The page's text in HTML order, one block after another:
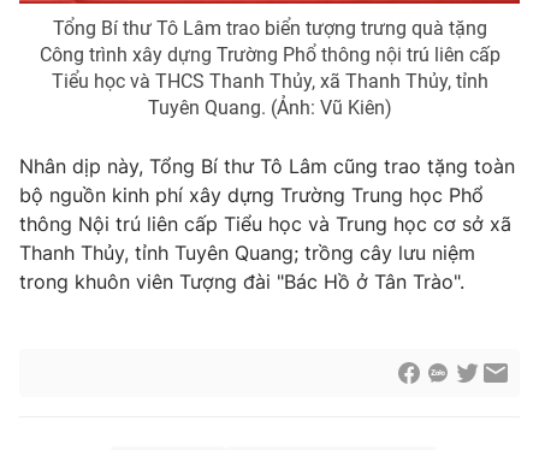
Tổng Bí thư Tô Lâm trao biển tượng trưng quà tặng
Công trình xây dựng Trường Phổ thông nội trú liên cấp
Tiểu học và THCS Thanh Thủy, xã Thanh Thủy, tỉnh
Tuyên Quang. (Ảnh: Vũ Kiên)
Nhân dịp này, Tổng Bí thư Tô Lâm cũng trao tặng toàn
bộ nguồn kinh phí xây dựng Trường Trung học Phổ
thông Nội trú liên cấp Tiểu học và Trung học cơ sở xã
Thanh Thủy, tỉnh Tuyên Quang; trồng cây lưu niệm
trong khuôn viên Tượng đài "Bác Hồ ở Tân Trào".